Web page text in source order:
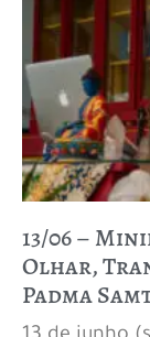
13/06 –
Olhar,
Padma